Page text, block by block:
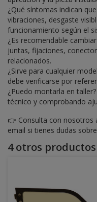
¿Qué síntomas indican
vibraciones, desgaste
funcionamiento según el
¿Es recomendable
juntas, fijaciones,
relacionados.
¿Sirve para cualquier
debe verificarse por
¿Puedo montarla en
técnico y comprobando
👉 Consulta con nosotros
email si tienes dudas
4 otros